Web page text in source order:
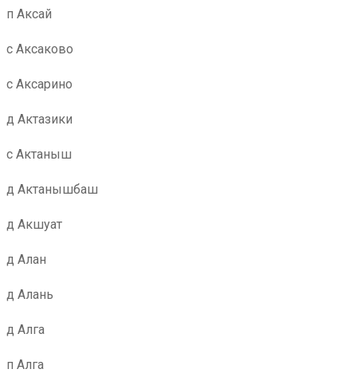
п Аксай
с Аксаково
с Аксарино
д Актазики
с Актаныш
д Актанышбаш
д Акшуат
д Алан
д Алань
д Алга
п Алга